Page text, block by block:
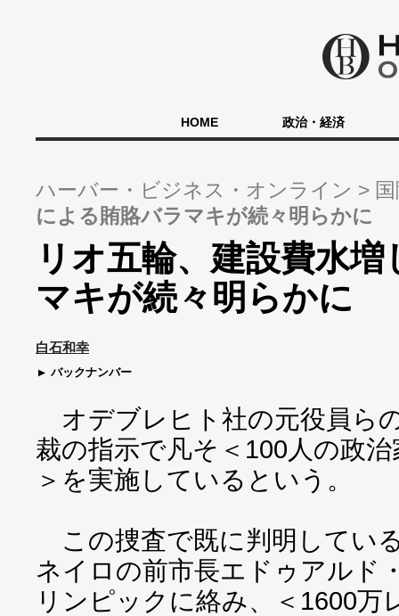
HOME 政治・経済
ハーバー・ビジネス・オンライン
による賄賂バラマキが続々明らかに
リオ五輪、建設費水
マキが続々明らかに
白石和幸
バックナンバー
オデブレヒト社の元役員ら
裁の指示で凡そ＜100人の政
＞を実施しているという。
この捜査で既に判明してい
ネイロの前市長エドゥアルド
リンピックに絡み、＜1600万